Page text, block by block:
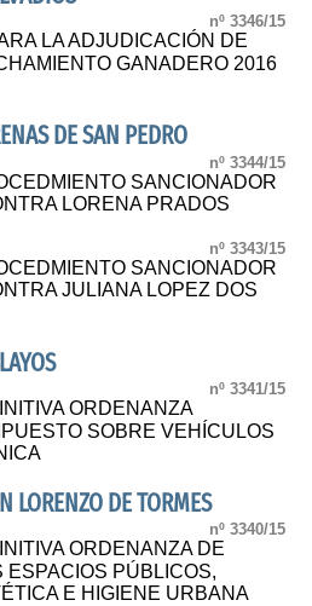
nº 3346/15
LA ADJUDICACIÓN DE
GANADERO 2016
DE SAN PEDRO
nº 3344/15
SANCIONADOR
LORENA PRADOS
nº 3343/15
SANCIONADOR
JULIANA LOPEZ DOS
nº 3341/15
ORDENANZA
SOBRE VEHÍCULOS
LORENZO DE TORMES
nº 3340/15
ORDENANZA DE
ESPACIOS PÚBLICOS,
E HIGIENE URBANA